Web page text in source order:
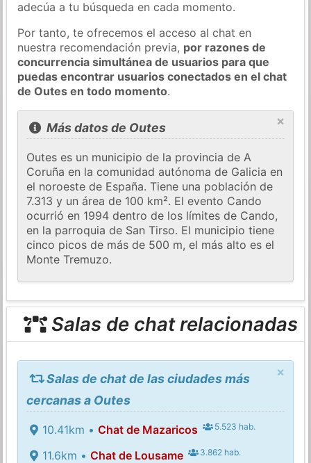
adecúa a tu búsqueda en cada momento.
Por tanto, te ofrecemos el acceso al chat en
nuestra recomendación previa, por razones de
concurrencia simultánea de usuarios para que
puedas encontrar usuarios conectados en el chat
de Outes en todo momento.
×
Más datos de Outes
Outes es un municipio de la provincia de A
Coruña en la comunidad autónoma de Galicia en
el noroeste de España. Tiene una población de
7.313 y un área de 100 km². El evento Cando
ocurrió en 1994 dentro de los límites de Cando,
en la parroquia de San Tirso. El municipio tiene
cinco picos de más de 500 m, el más alto es el
Monte Tremuzo.
Salas de chat relacionadas
×
Salas de chat de las ciudades más
cercanas a Outes
10.41km • Chat de Mazaricos 5.523 hab.
11.6km • Chat de Lousame 3.862 hab.